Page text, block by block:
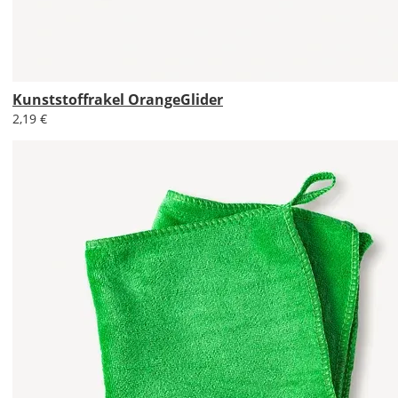
EUR
Priority
Deutschland
Sa., 15.08. -
Mi., 19.08.
Kunststoffrakel OrangeGlider
2,19 €